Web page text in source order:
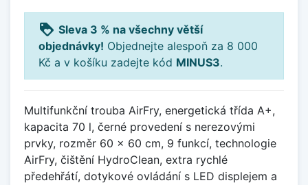
loyalty Sleva 3 % na všechny větší
objednávky! Objednejte alespoň za 8 000
Kč a v košíku zadejte kód MINUS3.
Multifunkční trouba AirFry, energetická třída A+,
kapacita 70 l, černé provedení s nerezovými
prvky, rozměr 60 x 60 cm, 9 funkcí, technologie
AirFry, čištění HydroClean, extra rychlé
předehřátí, dotykové ovládání s LED displejem a